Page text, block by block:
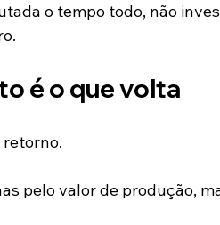
o tempo todo, não
é o que volta
pelo valor de produção,